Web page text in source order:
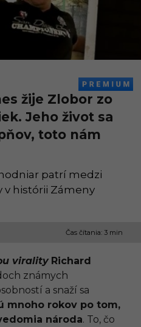
žije Zlobor zo
Jeho život sa
toto nám
patrí medzi
v histórii Zámeny
Čas čítania: 3 min
virality Richard
známych
a snaží sa
mnoho rokov po tom,
národa. To, čo